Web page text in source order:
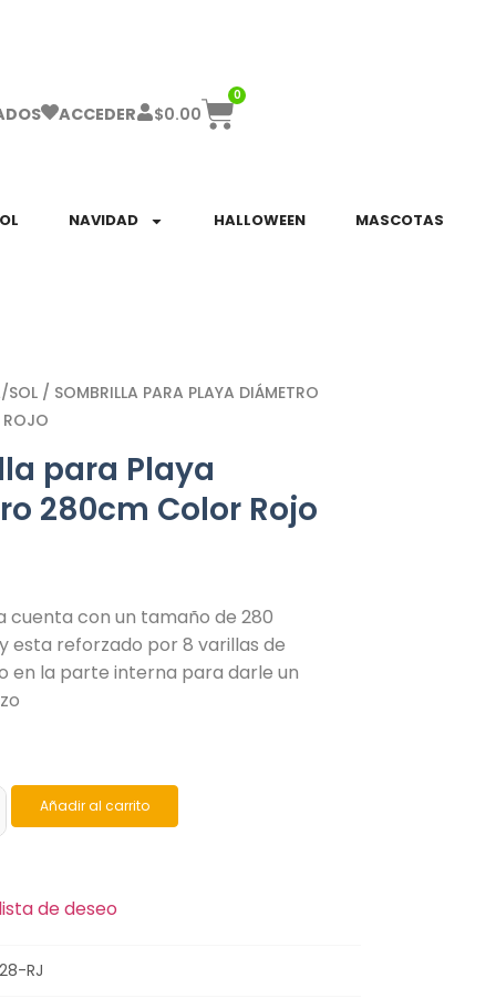
ACCEDER $0.00
0
NAVIDAD HALLOWEEN MASCOTAS
SOL / SOMBRILLA PARA PLAYA DIÁMETRO
para Playa
280cm Color Rojo
cuenta con un tamaño de 280
esta reforzado por 8 varillas de
en la parte interna para darle un
Añadir al carrito
de deseo
RJ